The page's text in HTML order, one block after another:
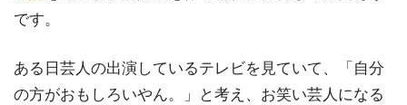
です。
ある日芸人の出演しているテレビを見ていて、「自分
の方がおもしろいやん。」と考え、お笑い芸人になる